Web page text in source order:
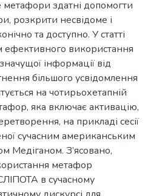
метафори здатні допомогти
розкрити несвідоме і
та доступно. У статті
ефективного використання
інформації від
більшого усвідомлення
на чотирьохетапній
яка включає активацію,
на прикладі сесії
сучасним американським
Медіганом. З’ясовано,
метафор
в сучасному